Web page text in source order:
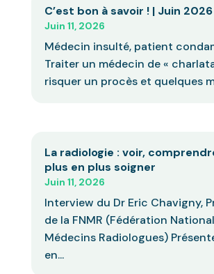
C’est bon à savoir ! | Juin 2026
Juin 11, 2026
Médecin insulté, patient
Traiter un médecin de «
risquer un procès et quelques
La radiologie : voir,
plus en plus soigner
Juin 11, 2026
Interview du Dr Eric Chavigny,
de la FNMR (Fédération
Médecins Radiologues)
en...